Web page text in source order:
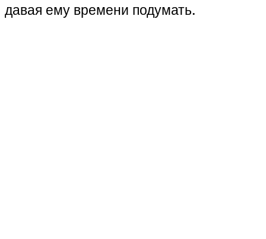
давая ему времени подумать.